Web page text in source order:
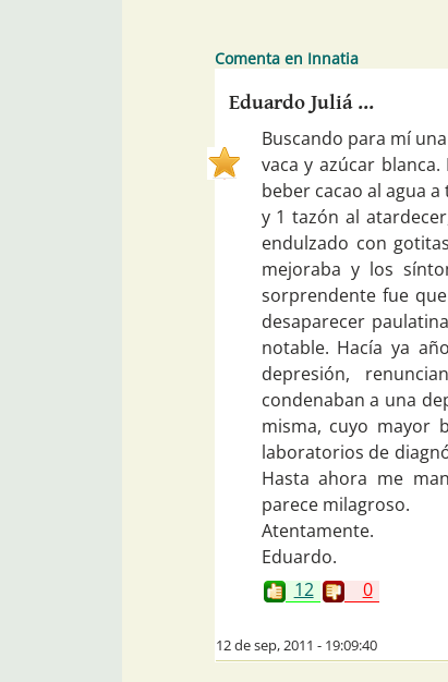
Comenta en Innatia
Eduardo Juliá ...
Buscando para mí
vaca y azúcar
beber cacao al agua
y 1 tazón al
endulzado con
mejoraba y los
sorprendente fue
desaparecer
notable. Hacía ya
depresión,
condenaban a una
misma, cuyo mayor
laboratorios de
Hasta ahora me
parece milagroso.
Atentamente.
Eduardo.
12
0
12 de sep, 2011 - 19:09:40